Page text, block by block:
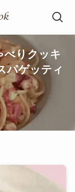
べりクッキ
パゲッティ